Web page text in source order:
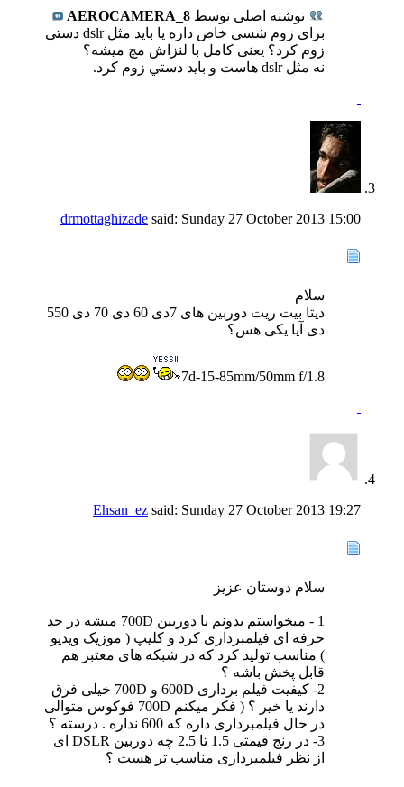
نوشته اصلی توسط AEROCAMERA_8
برای زوم شسی خاص داره یا باید مثل dslr دستی
زوم کرد؟ یعنی کامل با لنزاش مچ میشه؟
نه مثل dslr هاست و بايد دستي زوم كرد.
drmottaghizade said: Sunday 27 October 2013 15:00
سلام
دیتا بیت ریت دوربین های 7دی 60 دی 70 دی 550
دی آیا یکی هس؟
7d-15-85mm/50mm f/1.8
Ehsan_ez said: Sunday 27 October 2013 19:27
سلام دوستان عزیز
1 - میخواستم بدونم با دوربین 700D میشه در حد
حرفه ای فیلمبرداری کرد و کلیپ ( موزیک ویدیو
) مناسب تولید کرد که در شبکه های معتبر هم
قابل پخش باشه ؟
2- کیفیت فیلم برداری 600D و 700D خیلی فرق
دارند یا خیر ؟ ( فکر میکنم 700D فوکوس متوالی
در حال فیلمبرداری داره که 600 نداره . درسته ؟
3- در رنج قیمتی 1.5 تا 2.5 چه دوربین DSLR ای
از نظر فیلمبرداری مناسب تر هست ؟